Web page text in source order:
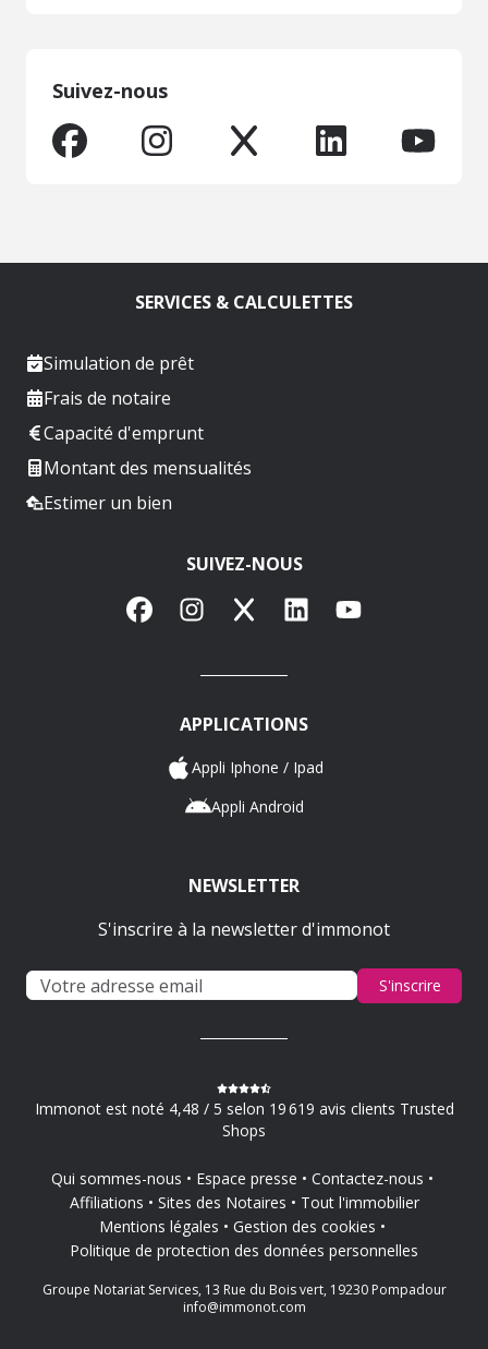
Suivez-nous
SERVICES & CALCULETTES
Simulation de prêt
Frais de notaire
Capacité d'emprunt
Montant des mensualités
Estimer un bien
SUIVEZ-NOUS
FacebookInstagram
X LinkedInYouTube
APPLICATIONS
Appli Iphone / Ipad
Appli Android
NEWSLETTER
S'inscrire à la newsletter d'immonot
S'inscrire
Immonot est noté 4,48 / 5 selon 19 619 avis clients Trusted
Shops
Qui sommes-nous Espace presse
Contactez-nous
Affiliations
Sites des Notaires
Tout l'immobilier
Mentions légales
Gestion des cookies
Politique de protection des données personnelles
Groupe Notariat Services, 13 Rue du Bois vert, 19230 Pompadour
info@immonot.com